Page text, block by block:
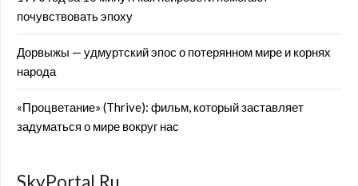
почувствовать эпоху
Дорвыжы — удмуртский эпос о потерянном мире и корнях
народа
«Процветание» (Thrive): фильм, который заставляет
задуматься о мире вокруг нас
SkyPortal.Ru